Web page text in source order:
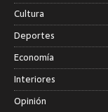
Cultura
Deportes
Economía
Interiores
Opinión